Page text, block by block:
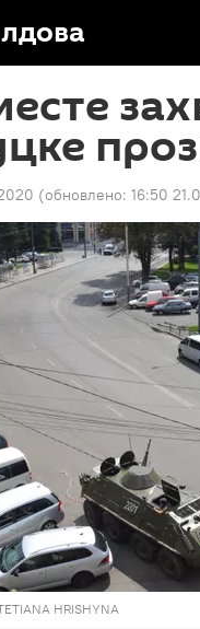
(обновлено: 16:50
HRISHYNA